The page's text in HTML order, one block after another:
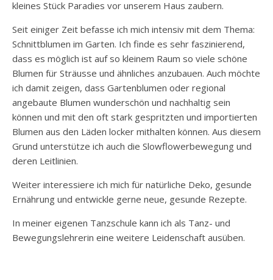
kleines Stück Paradies vor unserem Haus zaubern.
Seit einiger Zeit befasse ich mich intensiv mit dem Thema:
Schnittblumen im Garten. Ich finde es sehr faszinierend,
dass es möglich ist auf so kleinem Raum so viele schöne
Blumen für Sträusse und ähnliches anzubauen. Auch möchte
ich damit zeigen, dass Gartenblumen oder regional
angebaute Blumen wunderschön und nachhaltig sein
können und mit den oft stark gespritzten und importierten
Blumen aus den Läden locker mithalten können. Aus diesem
Grund unterstütze ich auch die Slowflowerbewegung und
deren Leitlinien.
Weiter interessiere ich mich für natürliche Deko, gesunde
Ernährung und entwickle gerne neue, gesunde Rezepte.
In meiner eigenen Tanzschule kann ich als Tanz- und
Bewegungslehrerin eine weitere Leidenschaft ausüben.